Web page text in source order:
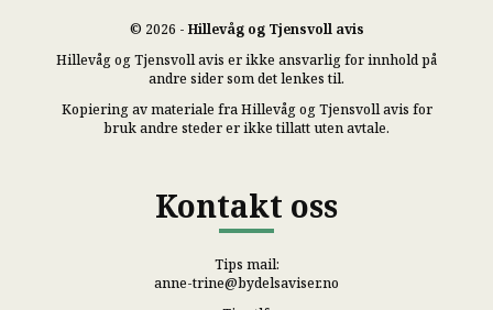
© 2026 - Hillevåg og Tjensvoll avis
Hillevåg og Tjensvoll avis er ikke ansvarlig for innhold på
andre sider som det lenkes til.
Kopiering av materiale fra Hillevåg og Tjensvoll avis for
bruk andre steder er ikke tillatt uten avtale.
Kontakt oss
Tips mail:
anne-trine@bydelsaviser.no